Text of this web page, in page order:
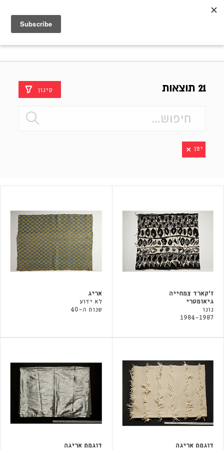
21 תוצאות סינון
יפן
ז'קארד צמחייה
גיאומטרי
נונו
1984-1987
אריג
לא ידוע
שנות ה-40
דוגמת אריגה
דוגמת אריגה